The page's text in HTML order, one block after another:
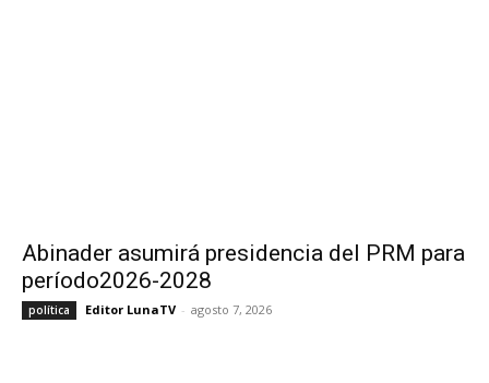
Abinader asumirá presidencia del PRM para
período2026-2028
política Editor LunaTV - agosto 7, 2026